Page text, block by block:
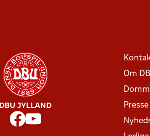
DBU JYLLAND
Om
Presse